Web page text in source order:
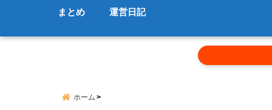
まとめ 運営日記
ホーム